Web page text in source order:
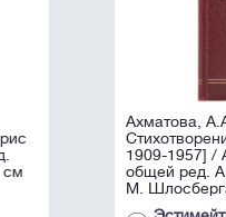
Ахматова, А.А. [автограф]
Стихотворения [Стихи
1909-1957] / Анна Ахматова,
общей ред. А.А. Суркова;
М. Шлосберга. - М.: ГИХЛ, ...